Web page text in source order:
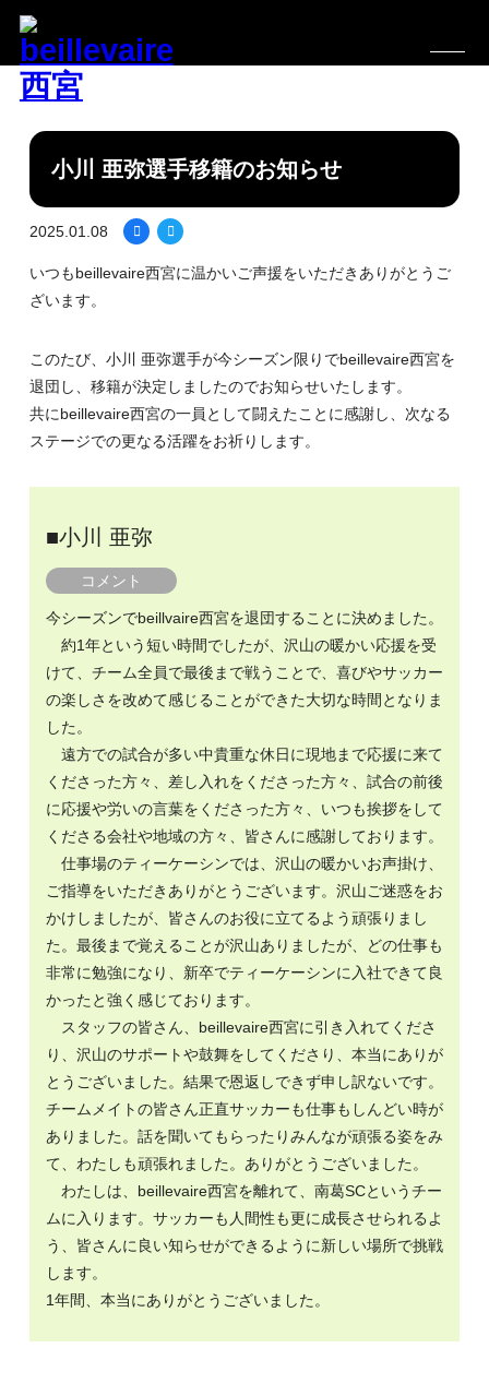
小川 亜弥選手移籍のお知らせ
2025.01.08
いつもbeillevaire西宮に温かいご声援をいただきありがとうご
ざいます。
このたび、小川 亜弥選手が今シーズン限りでbeillevaire西宮を
退団し、移籍が決定しましたのでお知らせいたします。
共にbeillevaire西宮の一員として闘えたことに感謝し、次なる
ステージでの更なる活躍をお祈りします。
■小川 亜弥
コメント
今シーズンでbeillvaire西宮を退団することに決めました。
約1年という短い時間でしたが、沢山の暖かい応援を受
けて、チーム全員で最後まで戦うことで、喜びやサッカー
の楽しさを改めて感じることができた大切な時間となりま
した。
遠方での試合が多い中貴重な休日に現地まで応援に来て
くださった方々、差し入れをくださった方々、試合の前後
に応援や労いの言葉をくださった方々、いつも挨拶をして
くださる会社や地域の方々、皆さんに感謝しております。
仕事場のティーケーシンでは、沢山の暖かいお声掛け、
ご指導をいただきありがとうございます。沢山ご迷惑をお
かけしましたが、皆さんのお役に立てるよう頑張りまし
た。最後まで覚えることが沢山ありましたが、どの仕事も
非常に勉強になり、新卒でティーケーシンに入社できて良
かったと強く感じております。
スタッフの皆さん、beillevaire西宮に引き入れてくださ
り、沢山のサポートや鼓舞をしてくださり、本当にありが
とうございました。結果で恩返しできず申し訳ないです。
チームメイトの皆さん正直サッカーも仕事もしんどい時が
ありました。話を聞いてもらったりみんなが頑張る姿をみ
て、わたしも頑張れました。ありがとうございました。
わたしは、beillevaire西宮を離れて、南葛SCというチー
ムに入ります。サッカーも人間性も更に成長させられるよ
う、皆さんに良い知らせができるように新しい場所で挑戦
します。
1年間、本当にありがとうございました。